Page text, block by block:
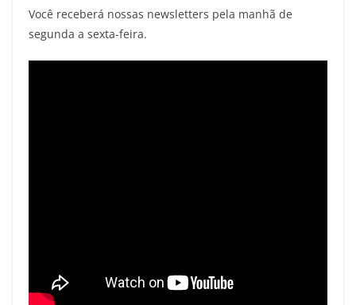
Você receberá nossas newsletters pela manhã de
segunda a sexta-feira.